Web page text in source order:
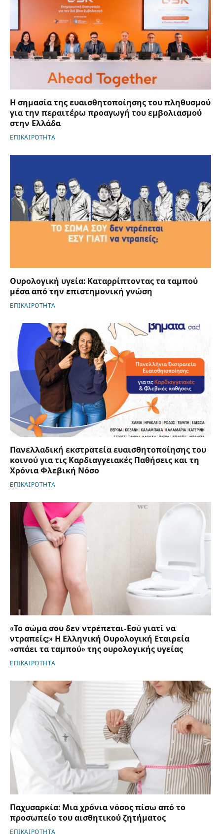
Η σημασία της ευαισθητοποίησης του πληθυσμού
για την περαιτέρω προαγωγή του εμβολιασμού
στην Ελλάδα
ΕΠΙΚΑΙΡΟΤΗΤΑ
Ουρολογική υγεία: Καταρρίπτοντας τα ταμπού
μέσα από την επιστημονική γνώση
ΕΠΙΚΑΙΡΟΤΗΤΑ
Πανελλαδική εκστρατεία ευαισθητοποίησης του
κοινού για τις Καρδιαγγειακές Παθήσεις και τη
Χρόνια Φλεβική Νόσο
ΕΠΙΚΑΙΡΟΤΗΤΑ
«Το σώμα σου δεν ντρέπεται-Εσύ γιατί να
ντραπείς;» Η Ελληνική Ουρολογική Εταιρεία
«σπάει τα ταμπού» της ουρολογικής υγείας
ΕΠΙΚΑΙΡΟΤΗΤΑ
Παχυσαρκία: Μια χρόνια νόσος πίσω από το
προσωπείο του αισθητικού ζητήματος
ΕΠΙΚΑΙΡΟΤΗΤΑ